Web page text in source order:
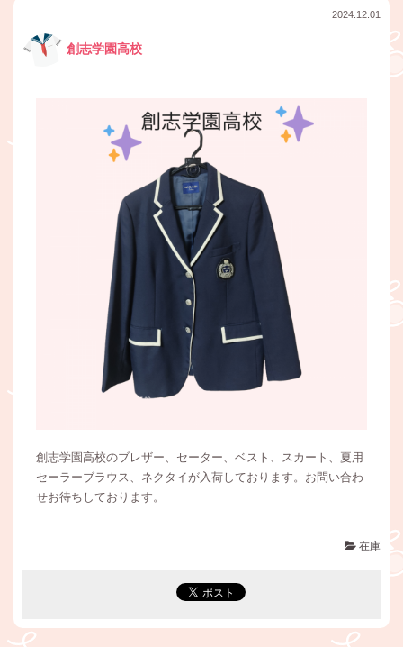
2024.12.01
創志学園高校
創志学園高校のブレザー、セーター、ベスト、スカート、夏用
セーラーブラウス、ネクタイが入荷しております。お問い合わ
せお待ちしております。
在庫